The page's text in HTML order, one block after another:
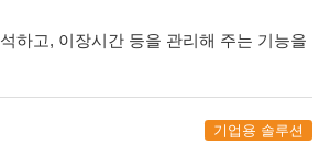
하고, 이장시간 등을 관리해 주는 기능을
기업용 솔루션